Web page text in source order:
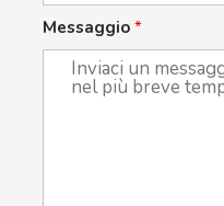
Messaggio *